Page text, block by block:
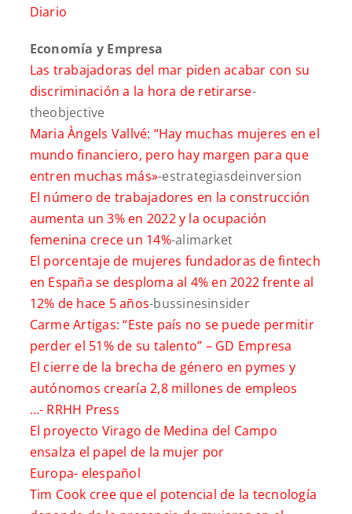
Diario
Economía y Empresa
Las trabajadoras del mar piden acabar con su
discriminación a la hora de retirarse-
theobjective
Maria Àngels Vallvé: “Hay muchas mujeres en el
mundo financiero, pero hay margen para que
entren muchas más»-estrategiasdeinversion
El número de trabajadores en la construcción
aumenta un 3% en 2022 y la ocupación
femenina crece un 14%-alimarket
El porcentaje de mujeres fundadoras de fintech
en España se desploma al 4% en 2022 frente al
12% de hace 5 años-bussinesinsider
Carme Artigas: “Este país no se puede permitir
perder el 51% de su talento” – GD Empresa
El cierre de la brecha de género en pymes y
autónomos crearía 2,8 millones de empleos
…- RRHH Press
El proyecto Virago de Medina del Campo
ensalza el papel de la mujer por
Europa- elespañol
Tim Cook cree que el potencial de la tecnología